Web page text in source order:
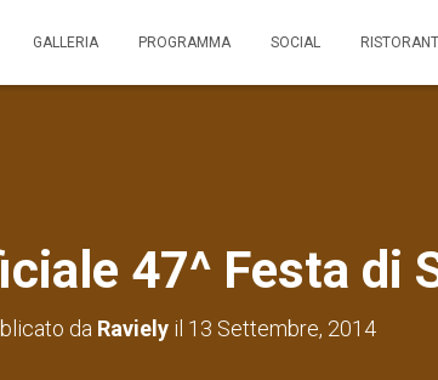
GALLERIA PROGRAMMA SOCIAL
47^ Festa di
da Ravielyil 13 Settembre, 2014